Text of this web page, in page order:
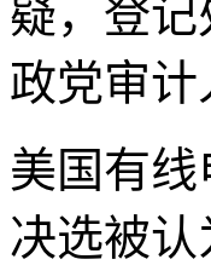
疑，登
政党审
美国有
决选被